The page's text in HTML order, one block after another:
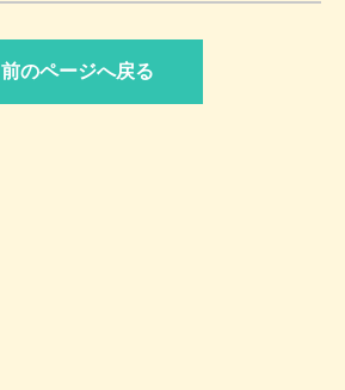
前のページへ戻る